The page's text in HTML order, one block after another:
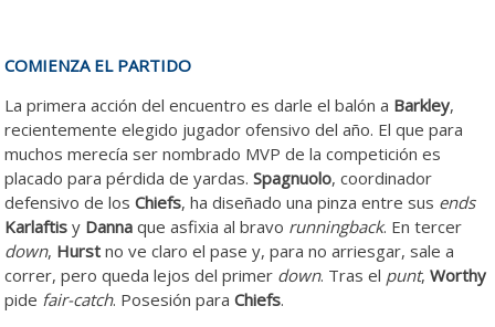
COMIENZA EL PARTIDO
La primera acción del encuentro es darle el balón a Barkley,
recientemente elegido jugador ofensivo del año. El que para
muchos merecía ser nombrado MVP de la competición es
placado para pérdida de yardas.Spagnuolo, coordinador
defensivo de losChiefs, ha diseñado una pinza entre sus ends
Karlaftis y Danna que asfixia al bravo runningback. En tercer
down, Hurst no ve claro el pase y, para no arriesgar, sale a
correr, pero queda lejos del primer down. Tras el punt,Worthy
pide fair-catch. Posesión paraChiefs.